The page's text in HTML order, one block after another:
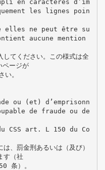
en caractères d’im
les lignes poin
elles ne peut être su
aucune mention
してください。この様式は全
ージが
。
ou (et) d’emprisonn
de fraude ou de
CSS art. L 150 du Co
、罰金刑あるいは（及び）
す（社
条）。